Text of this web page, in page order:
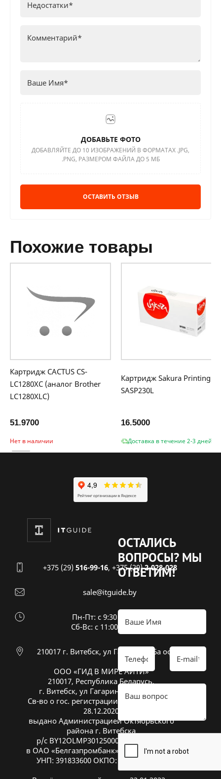
ДОБАВЬТЕ ФОТО
ДОБАВЛЯЙТЕ ДО 10 ИЗОБРАЖЕНИЙ В ФОРМАТАХ .JPG,
.PNG, РАЗМЕРОМ ФАЙЛА ДО 5 МБ
ОСТАВИТЬ ОТЗЫВ
похожие товары
Картридж CACTUS CS-
LC1280XC (аналог Brother
LC1280XLC)
51.9700
Нет в наличии
Картридж Sakura Printing
SASP230L
16.5000
Доставка в течение 2-3 дней
+375 (29) 516-99-16, +375 (29)2-028-028
sale@itguide.by
Пн-Пт: с 9:30 до 18:30
Cб-Вс: с 11:00 до 16:00
210017 г. Витебск, ул Гагарина 26а оф 20
ООО «ГИД В МИРЕ АЙТИ»
210017, Республика Беларусь,
г. Витебск, ул Гагарина 26А, оф. 20
Св-во о гос. регистрации № 391833600 от
28.12.2020
выдано Администрацией Октябрьского
района г. Витебска
р/с BY12OLMP30125000269700000933
в ОАО «Белгазпромбанк», код OLMPBY2X
УНП: 391833600 ОКПО: 504669272000
ОСТАЛИСЬ
ВОПРОСЫ? МЫ
ОТВЕТИМ!